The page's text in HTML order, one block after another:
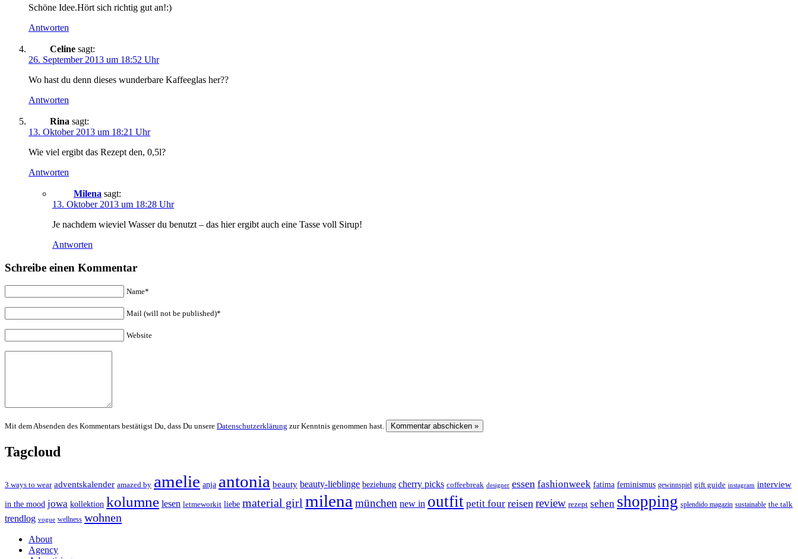
Schöne Idee.Hört sich richtig gut an!:)
Antworten
Celine sagt:
26. September 2013 um 18:52 Uhr
Wo hast du denn dieses wunderbare Kaffeeglas her??
Antworten
Rina sagt:
13. Oktober 2013 um 18:21 Uhr
Wie viel ergibt das Rezept den, 0,5l?
Antworten
Milena sagt:
13. Oktober 2013 um 18:28 Uhr
Je nachdem wieviel Wasser du benutzt – das hier ergibt auch eine Tasse voll Sirup!
Antworten
Schreibe einen Kommentar
Name*
Mail (will not be published)*
Website
Mit dem Absenden des Kommentars bestätigst Du, dass Du unsere Datenschutzerklärung zur Kenntnis genommen hast.
Tagcloud
3 ways to wear adventskalender amazed by amelie anja antonia beauty beauty-lieblinge beziehung cherry picks coffeebreak designer essen fashionweek fatima feminismus gewinnspiel gift guide instagram interview
in the mood jowa kollektion kolumne lesen letmeworkit liebe material girl milena münchen new in outfit petit four reisen review rezept sehen shopping splendido magazin sustainable the talk
trendlog vogue wellness wohnen
About
Agency